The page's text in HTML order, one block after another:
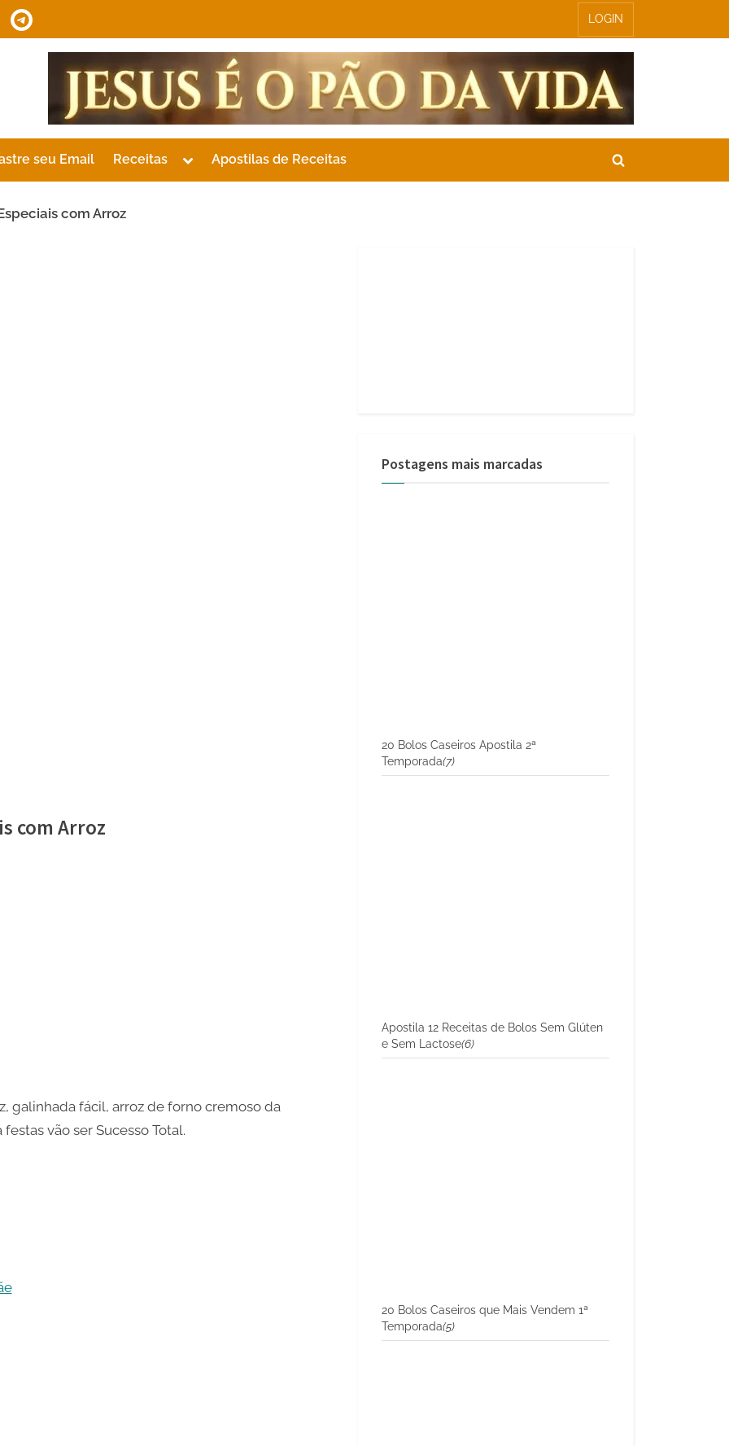
Telegram LOGIN
seu Email Receitas
Toggle
menu
Apostilas de Receitas
Toggle
com Arroz
com Arroz
galinhada fácil, arroz de forno cremoso da
vão ser Sucesso Total.
Postagens mais marcadas
20 Bolos Caseiros Apostila 2ª
Temporada(7)
Apostila 12 Receitas de Bolos Sem Glúten
e Sem Lactose(6)
20 Bolos Caseiros que Mais Vendem 1ª
Temporada(5)